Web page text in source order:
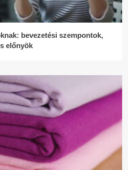
bevezetési szempontok,
előnyök